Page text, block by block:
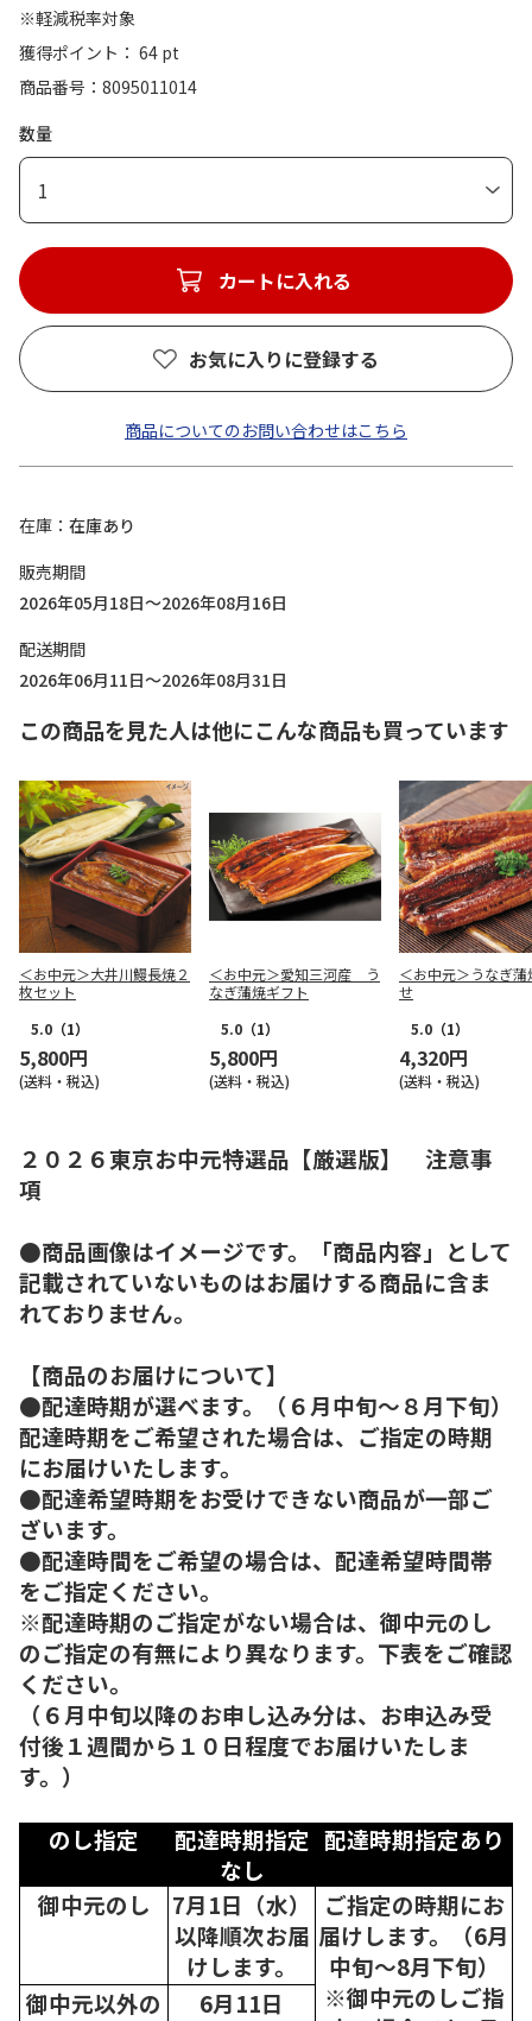
※軽減税率対象
獲得ポイント： 64 pt
商品番号
8095011014
数量
1
カートに入れる
お気に入りに登録する
商品についてのお問い合わせはこちら
在庫
在庫あり
販売期間
2026年05月18日～2026年08月16日
配送期間
2026年06月11日～2026年08月31日
この商品を見た人は他にこんな商品も買っています
＜お中元＞大井川鰻長焼２
枚セット
5.0 （1）
5,800円
(送料・税込)
＜お中元＞愛知三河産 う
なぎ蒲焼ギフト
5.0 （1）
5,800円
(送料・税込)
＜お中元＞うなぎ蒲
せ
5.0 （1）
4,320円
(送料・税込)
２０２６東京お中元特選品【厳選版】 注意事
項
●商品画像はイメージです。「商品内容」として
記載されていないものはお届けする商品に含ま
れておりません。
【商品のお届けについて】
●配達時期が選べます。（６月中旬～８月下旬）
配達時期をご希望された場合は、ご指定の時期
にお届けいたします。
●配達希望時期をお受けできない商品が一部ご
ざいます。
●配達時間をご希望の場合は、配達希望時間帯
をご指定ください。
※配達時期のご指定がない場合は、御中元のし
のご指定の有無により異なります。下表をご確認
ください。
（６月中旬以降のお申し込み分は、お申込み受
付後１週間から１０日程度でお届けいたしま
す。）
のし指定
配達時期指定
なし
配達時期指定あり
御中元のし
7月1日（水）
以降順次お届
けします。
ご指定の時期にお
届けします。（6月
中旬～8月下旬）
※御中元のしご指
御中元以外の
6月11日